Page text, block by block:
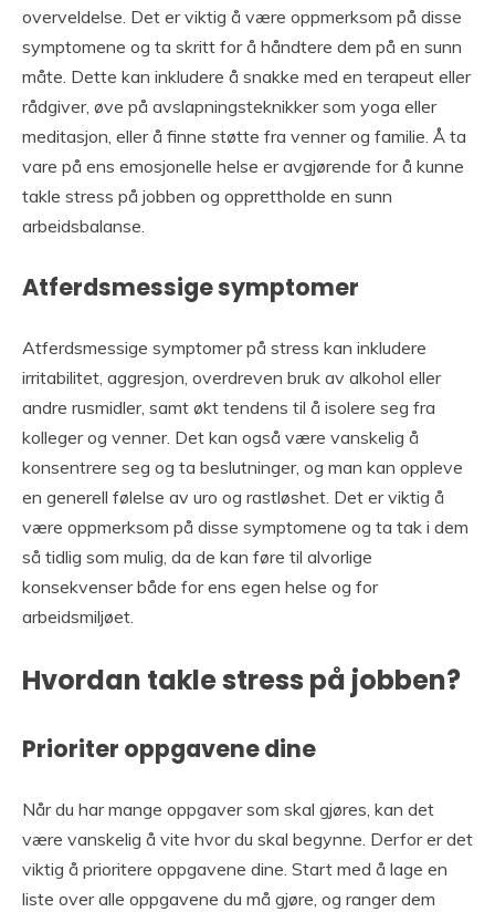
overveldelse. Det er viktig å være oppmerksom på disse
symptomene og ta skritt for å håndtere dem på en sunn
måte. Dette kan inkludere å snakke med en terapeut eller
rådgiver, øve på avslapningsteknikker som yoga eller
meditasjon, eller å finne støtte fra venner og familie. Å ta
vare på ens emosjonelle helse er avgjørende for å kunne
takle stress på jobben og opprettholde en sunn
arbeidsbalanse.
Atferdsmessige symptomer
Atferdsmessige symptomer på stress kan inkludere
irritabilitet, aggresjon, overdreven bruk av alkohol eller
andre rusmidler, samt økt tendens til å isolere seg fra
kolleger og venner. Det kan også være vanskelig å
konsentrere seg og ta beslutninger, og man kan oppleve
en generell følelse av uro og rastløshet. Det er viktig å
være oppmerksom på disse symptomene og ta tak i dem
så tidlig som mulig, da de kan føre til alvorlige
konsekvenser både for ens egen helse og for
arbeidsmiljøet.
Hvordan takle stress på jobben?
Prioriter oppgavene dine
Når du har mange oppgaver som skal gjøres, kan det
være vanskelig å vite hvor du skal begynne. Derfor er det
viktig å prioritere oppgavene dine. Start med å lage en
liste over alle oppgavene du må gjøre, og ranger dem